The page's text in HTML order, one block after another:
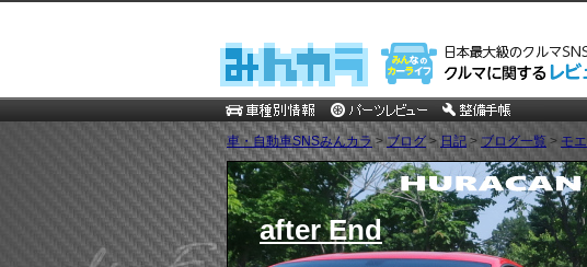
車・自動車SNSみんカラ>ブログ>日記> ブログ一覧 > モ
after End